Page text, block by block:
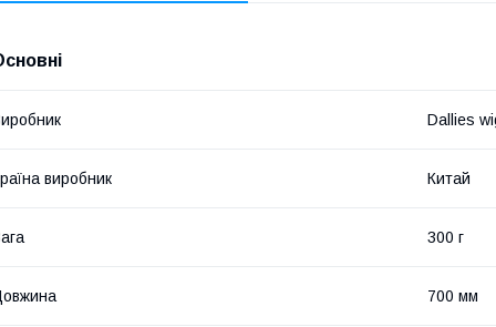
Dallies
виробник Китай
300 г
700 мм